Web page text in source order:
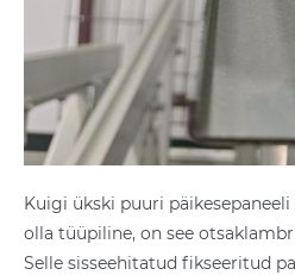
Kuigi ükski puuri
olla tüüpiline, on see
Selle sisseehitatud fikseeritud